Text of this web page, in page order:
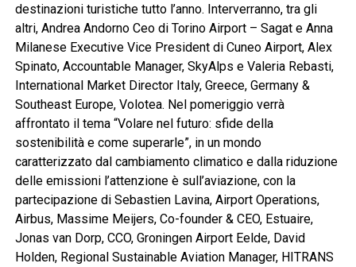
destinazioni turistiche tutto l’anno. Interverranno, tra gli
altri, Andrea Andorno Ceo di Torino Airport – Sagat e Anna
Milanese Executive Vice President di Cuneo Airport, Alex
Spinato, Accountable Manager, SkyAlps e Valeria Rebasti,
International Market Director Italy, Greece, Germany &
Southeast Europe, Volotea. Nel pomeriggio verrà
affrontato il tema “Volare nel futuro: sfide della
sostenibilità e come superarle”, in un mondo
caratterizzato dal cambiamento climatico e dalla riduzione
delle emissioni l’attenzione è sull’aviazione, con la
partecipazione di Sebastien Lavina, Airport Operations,
Airbus, Massime Meijers, Co-founder & CEO, Estuaire,
Jonas van Dorp, CCO, Groningen Airport Eelde, David
Holden, Regional Sustainable Aviation Manager, HITRANS